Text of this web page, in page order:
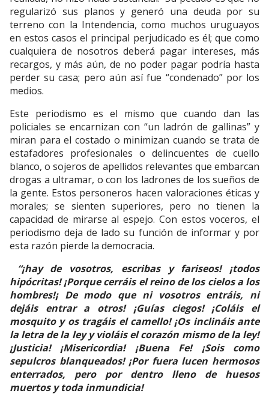
regularizó sus planos y generó una deuda por su
terreno con la Intendencia, como muchos uruguayos
en estos casos el principal perjudicado es él; que como
cualquiera de nosotros deberá pagar intereses, más
recargos, y más aún, de no poder pagar podría hasta
perder su casa; pero aún así fue “condenado” por los
medios.
Este periodismo es el mismo que cuando dan las
policiales se encarnizan con “un ladrón de gallinas” y
miran para el costado o minimizan cuando se trata de
estafadores profesionales o delincuentes de cuello
blanco, o sojeros de apellidos relevantes que embarcan
drogas a ultramar, o con los ladrones de los sueños de
la gente. Estos personeros hacen valoraciones éticas y
morales; se sienten superiores, pero no tienen la
capacidad de mirarse al espejo. Con estos voceros, el
periodismo deja de lado su función de informar y por
esta razón pierde la democracia.
“¡hay de vosotros, escribas y fariseos! ¡todos
hipócritas! ¡Porque cerráis el reino de los cielos a los
hombres!¡ De modo que ni vosotros entráis, ni
dejáis entrar a otros! ¡Guías ciegos! ¡Coláis el
mosquito y os tragáis el camello! ¡Os inclináis ante
la letra de la ley y violáis el corazón mismo de la ley!
¡Justicia! ¡Misericordia! ¡Buena Fe! ¡Sois como
sepulcros blanqueados! ¡Por fuera lucen hermosos
enterrados, pero por dentro lleno de huesos
muertos y toda inmundicia!